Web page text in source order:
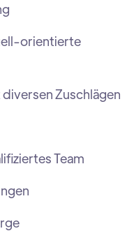
orientierte
Zuschlägen
Team